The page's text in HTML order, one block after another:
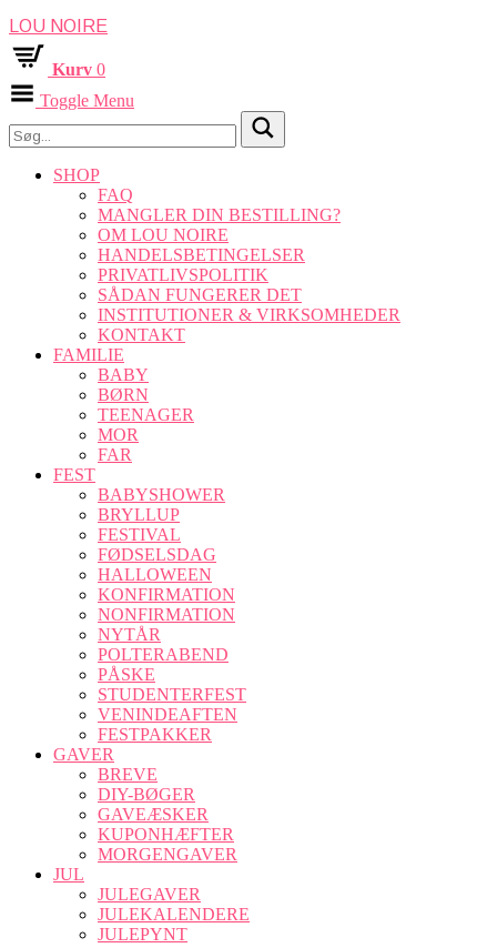
LOU NOIRE
Kurv 0
Toggle Menu
SHOP
FAQ
MANGLER DIN BESTILLING?
OM LOU NOIRE
HANDELSBETINGELSER
PRIVATLIVSPOLITIK
SÅDAN FUNGERER DET
INSTITUTIONER & VIRKSOMHEDER
KONTAKT
FAMILIE
BABY
BØRN
TEENAGER
MOR
FAR
FEST
BABYSHOWER
BRYLLUP
FESTIVAL
FØDSELSDAG
HALLOWEEN
KONFIRMATION
NONFIRMATION
NYTÅR
POLTERABEND
PÅSKE
STUDENTERFEST
VENINDEAFTEN
FESTPAKKER
GAVER
BREVE
DIY-BØGER
GAVEÆSKER
KUPONHÆFTER
MORGENGAVER
JUL
JULEGAVER
JULEKALENDERE
JULEPYNT